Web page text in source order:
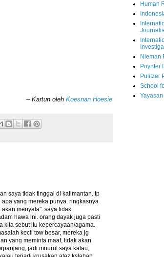
-- Kartun oleh Koesnan Hoesie
saya tidak tinggal di kalimantan. tp
yang mereka punya. ringkasnya
menyala". saya tidak
hawa ini. orang dayak juga pasti
sebut itu kepercayaan/agama.
kecil tow besar, mereka jg
yang meminta maaf, tidak akan
jadi mnurut saya kalau,
Human
Nieman
Poynter
Pulitzer
School